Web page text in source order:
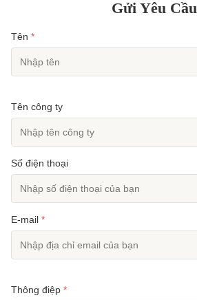
Gửi Yêu Cầu
Tên *
Tên công ty
Số điện thoại
E-mail *
Thông điệp *